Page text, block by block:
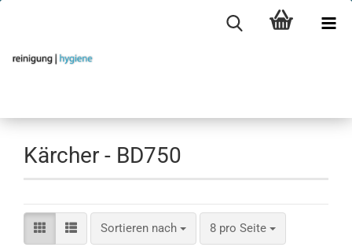
Kärcher - BD750
Sortieren nach
Sortieren nach 8 pro Seite
pro Seite